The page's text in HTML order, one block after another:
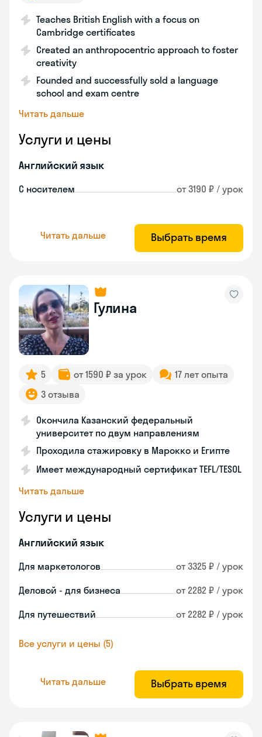
Teaches British English with a focus on
Cambridge certificates
Created an anthropocentric approach to foster
creativity
Founded and successfully sold a language
school and exam centre
Читать дальше
Услуги и цены
Английский язык
С носителем от 3190 ₽ / урок
Читать дальше Выбрать время
Гулина
5 от 1590 ₽ за урок
17 лет опыта
3 отзыва
Окончила Казанский федеральный
университет по двум направлениям
Проходила стажировку в Марокко и Египте
Имеет международный сертификат TEFL/TESOL
Читать дальше
Услуги и цены
Английский язык
Для маркетологов от 3325 ₽ / урок
Деловой - для бизнеса от 2282 ₽ / урок
Для путешествий от 2282 ₽ / урок
Все услуги и цены (5)
Читать дальше Выбрать время